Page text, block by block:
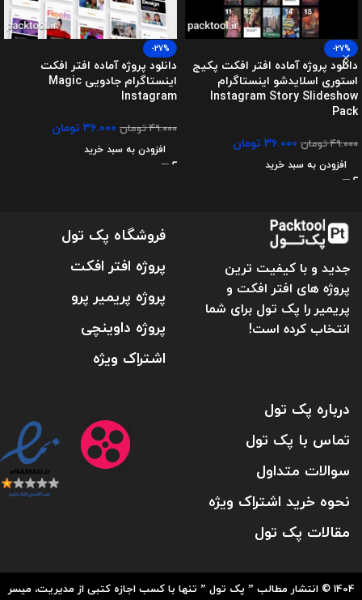
-27%
دانلود پروژه آماده افتر افکت پکیج
استوری اسلایدشو اینستاگرام
Instagram Story Slideshow
Pack
۴۹.۰۰۰تومان ۳۶.۰۰۰ تومان
افزودن به سبد خرید
-27%
دانلود پروژه آماده افتر افکت
اینستاگرام جادویی Magic
Instagram
۴۹.۰۰۰تومان ۳۶.۰۰۰ تومان
افزودن به سبد خرید
جدید و با کیفیت ترین
پروژه های افتر افکت و
پریمیر را پک تول برای شما
انتخاب کرده است!
فروشگاه پک تول
پروژه افتر افکت
پروژه پریمیر پرو
پروژه داوینچی
اشتراک ویژه
درباره پک تول
تماس با پک تول
سوالات متداول
نحوه خرید اشتراک ویژه
مقالات پک تول
1404 © انتشار مطالب ” پک تول ” تنها با کسب اجازه کتبی از مدیریت، میسر